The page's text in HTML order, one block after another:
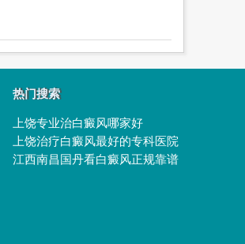
热门搜索
上饶专业治白癜风哪家好
上饶治疗白癜风最好的专科医院
江西南昌国丹看白癜风正规靠谱